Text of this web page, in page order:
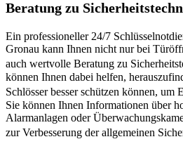
Beratung zu
Ein professioneller 24/7
Gronau kann Ihnen nicht nur bei
auch wertvolle Beratung zu
können Ihnen dabei helfen,
Schlösser besser schützen können, um
Sie können Ihnen Informationen über
Alarmanlagen oder
zur Verbesserung der allgemeinen